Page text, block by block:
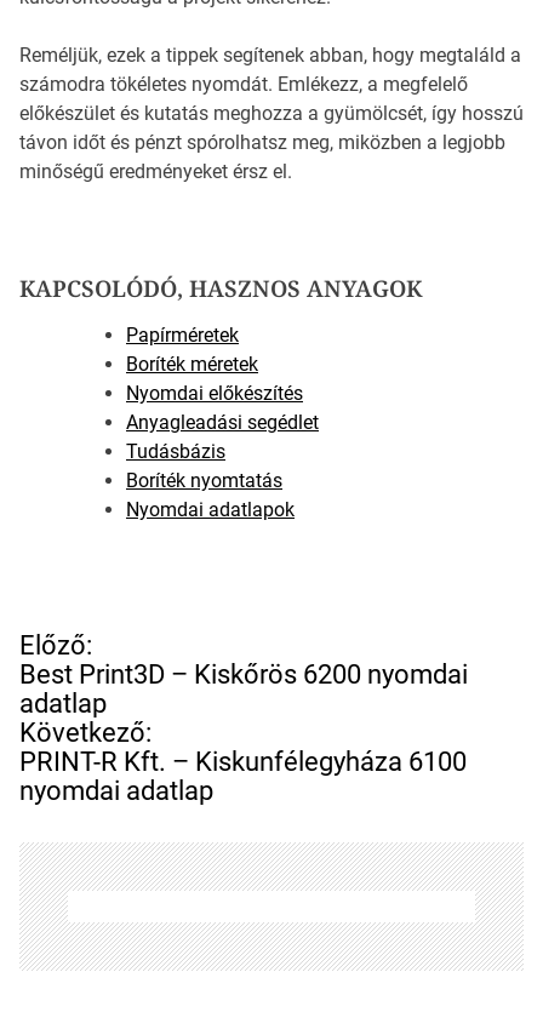
Reméljük, ezek a tippek segítenek abban, hogy megtaláld a
számodra tökéletes nyomdát. Emlékezz, a megfelelő
előkészület és kutatás meghozza a gyümölcsét, így hosszú
távon időt és pénzt spórolhatsz meg, miközben a legjobb
minőségű eredményeket érsz el.
KAPCSOLÓDÓ, HASZNOS ANYAGOK
Papírméretek
Boríték méretek
Nyomdai előkészítés
Anyagleadási segédlet
Tudásbázis
Boríték nyomtatás
Nyomdai adatlapok
B
e
j
e
g
y
z
é
s
n
a
v
Előző:
Best Print3D – Kiskőrös 6200 nyomdai
adatlap
Következő:
PRINT-R Kft. – Kiskunfélegyháza 6100
nyomdai adatlap